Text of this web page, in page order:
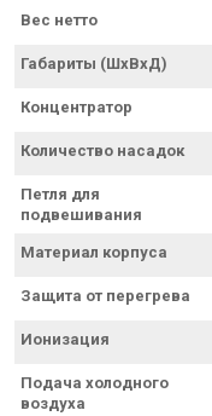
Вес нетто
Габариты (ШхВхД)
Концентратор
Количество насадок
Петля для
подвешивания
Материал корпуса
Защита от перегрева
Ионизация
Подача холодного
воздуха